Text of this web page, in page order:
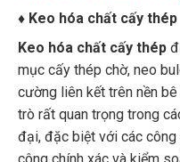
mục cấy thép chờ, neo
cường liên kết trên nền
trò rất quan trọng trong
đại, đặc biệt với các
công chính xác và kiểm